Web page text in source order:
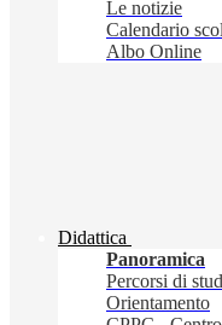
Le notizie
Calendario
Albo Online
Didattica
Panoramica
Percorsi di
Orientamento